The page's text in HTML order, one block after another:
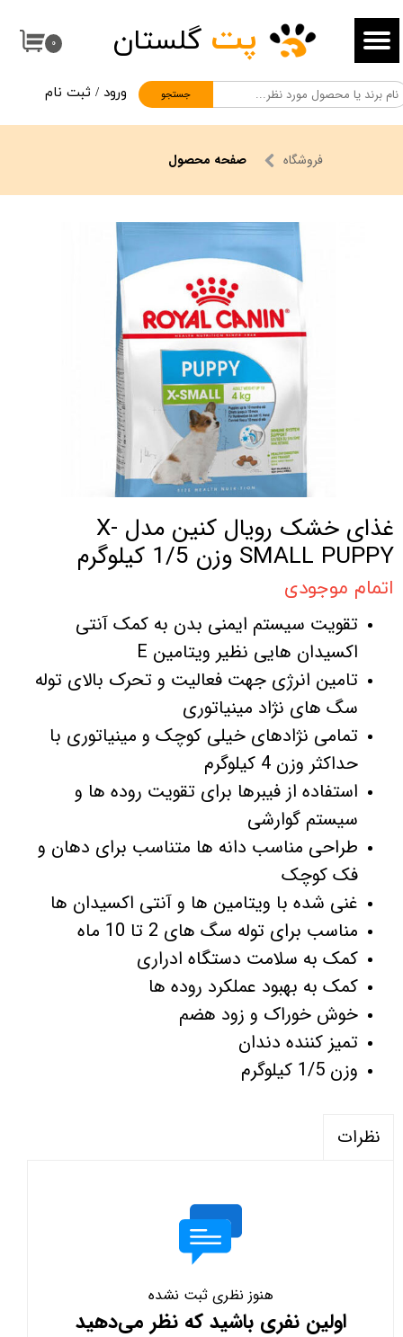
۰
جستجو
پت گلستان
ورود / ثبت نام
حساب کاربری من
تغییر گذر واژه
سفارشات
خروج از حساب کاربری
فروشگاه صفحه محصول
غذای خشک رویال کنین مدل X-
SMALL PUPPY وزن 1/5 کیلوگرم
اتمام موجودی
تقویت سیستم ایمنی بدن به کمک آنتی
اکسیدان هایی نظیر ویتامین E
تامین انرژی جهت فعالیت و تحرک بالای توله
سگ های نژاد مینیاتوری
تمامی نژادهای خیلی کوچک و مینیاتوری با
حداکثر وزن 4 کیلوگرم
استفاده از فیبرها برای تقویت روده ها و
سیستم گوارشی
طراحی مناسب دانه ها متناسب برای دهان و
فک کوچک
غنی شده با ویتامین ها و آنتی اکسیدان ها
مناسب برای توله سگ های 2 تا 10 ماه
کمک به سلامت دستگاه ادراری
کمک به بهبود عملکرد روده ها
خوش خوراک و زود هضم
تمیز کننده دندان
وزن 1/5 کیلوگرم
نظرات
هنوز نظری ثبت نشده
اولین نفری باشید که نظر می‌دهید